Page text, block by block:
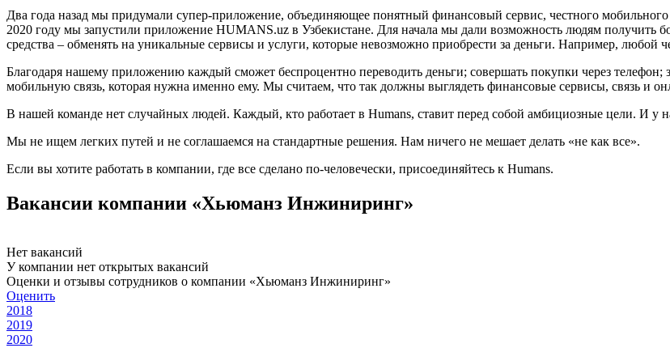
Два года назад мы придумали супер-приложение, объединяющее понятный финансовый сервис, честного
2020 году мы запустили приложение HUMANS.uz в Узбекистане. Для начала мы дали возможность людям получить
средства – обменять на уникальные сервисы и услуги, которые невозможно приобрести за деньги. Например,
Благодаря нашему приложению каждый сможет беспроцентно переводить деньги; совершать покупки через телефон;
мобильную связь, которая нужна именно ему. Мы считаем, что так должны выглядеть финансовые сервисы, связь и
В нашей команде нет случайных людей. Каждый, кто работает в Humans, ставит перед собой амбициозные цели. И у
Мы не ищем легких путей и не соглашаемся на стандартные решения. Нам ничего не мешает делать «не как все».
Если вы хотите работать в компании, где все сделано по-человечески, присоединяйтесь к Humans.
Вакансии компании «Хьюманз Инжиниринг»
Нет вакансий
У компании нет открытых вакансий
Оценки и отзывы сотрудников о компании «Хьюманз Инжиниринг»
Оценить
2018
2019
2020